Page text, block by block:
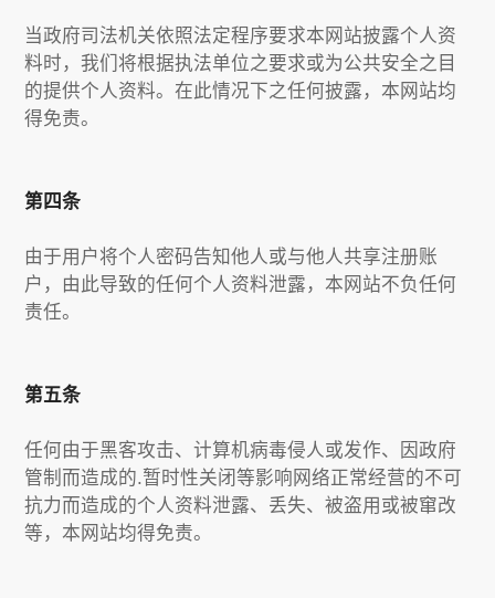
当政府司法机关依照法定程序要求本网站披露个人资
料时，我们将根据执法单位之要求或为公共安全之目
的提供个人资料。在此情况下之任何披露，本网站均
得免责。
第四条
由于用户将个人密码告知他人或与他人共享注册账
户，由此导致的任何个人资料泄露，本网站不负任何
责任。
第五条
任何由于黑客攻击、计算机病毒侵人或发作、因政府
管制而造成的.暂时性关闭等影响网络正常经营的不可
抗力而造成的个人资料泄露、丢失、被盗用或被窜改
等，本网站均得免责。